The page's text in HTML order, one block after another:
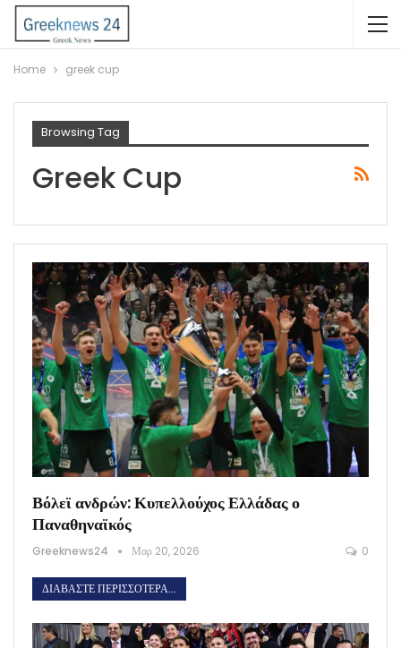
Home greek cup
Browsing Tag
Greek Cup
Βόλεϊ ανδρών: Κυπελλούχος Ελλάδας ο
Παναθηναϊκός
Greeknews24 Μαρ 20, 2026 0
ΔΙΑΒΆΣΤΕ ΠΕΡΙΣΣΌΤΕΡΑ...